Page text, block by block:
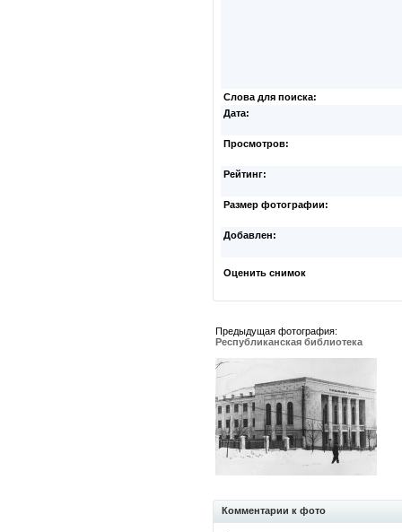
Слова для поиска:
Дата:
Просмотров:
Рейтинг:
Размер фотографии:
Добавлен:
Оценить снимок
Предыдущая фотография:
Республиканская библиотека
Комментарии к фото